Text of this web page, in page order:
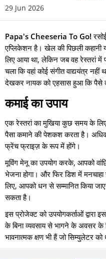
29 Jun 2026
Papa's Cheeseria To Go!
एप्लिकेशन है। खेल की पिछली कहानी
लिए आया था, लेकिन जब वह रेस्तरां में
चला कि वहां कोई संगीत वाद्ययंत्र नहीं
देखकर नायक को एहसास हुआ कि पैसे
कमाई का उपाय
एक रेस्तरां का मुखिया कुछ समय के
पैसा कमाने की पेशकश करता है।
फ्रेंच फ्राइज़ के रूप में होंगे।
मूविंग मेनू का उपयोग करके, आपको
भेजना होगा। और फिर डिश में
लिए, आपको धन से सम्मानित किया
सकता है।
इस प्रोजेक्ट को उपयोगकर्ताओं
के बिना व्यवसाय से भागने के अवसर के
भावनात्मक क्षण भी हैं जो सिम्युलेटर को